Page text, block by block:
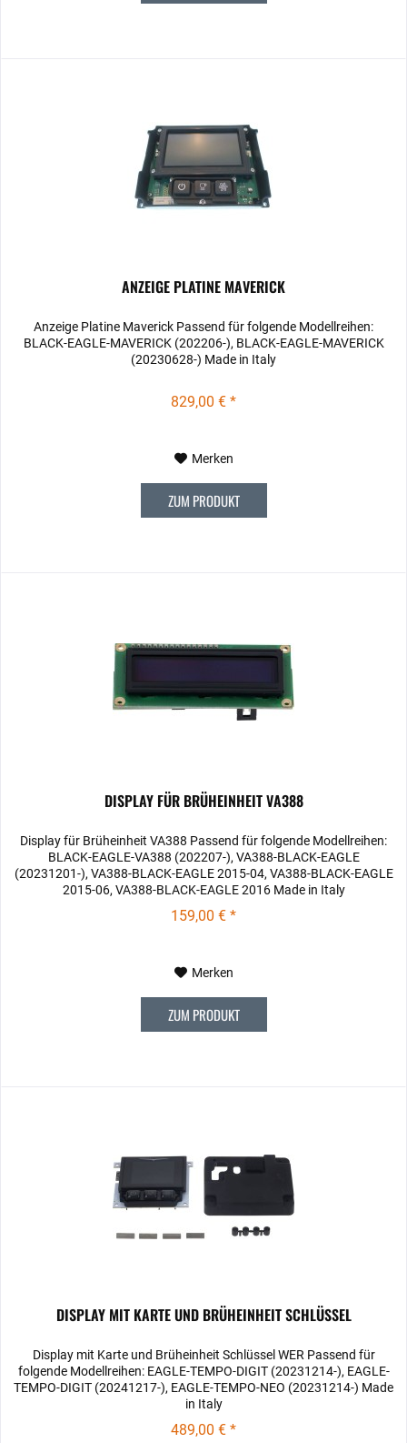
ANZEIGE PLATINE MAVERICK
Anzeige Platine Maverick Passend für folgende Modellreihen:
BLACK-EAGLE-MAVERICK (202206-), BLACK-EAGLE-MAVERICK
(20230628-) Made in Italy
829,00 € *
Merken
ZUM PRODUKT
DISPLAY FÜR BRÜHEINHEIT VA388
Display für Brüheinheit VA388 Passend für folgende Modellreihen:
BLACK-EAGLE-VA388 (202207-), VA388-BLACK-EAGLE
(20231201-), VA388-BLACK-EAGLE 2015-04, VA388-BLACK-EAGLE
2015-06, VA388-BLACK-EAGLE 2016 Made in Italy
159,00 € *
Merken
ZUM PRODUKT
DISPLAY MIT KARTE UND BRÜHEINHEIT SCHLÜSSEL
Display mit Karte und Brüheinheit Schlüssel WER Passend für
folgende Modellreihen: EAGLE-TEMPO-DIGIT (20231214-), EAGLE-
TEMPO-DIGIT (20241217-), EAGLE-TEMPO-NEO (20231214-) Made
in Italy
489,00 € *